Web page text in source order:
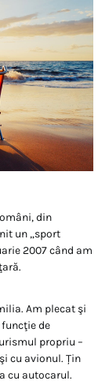
din
un „sport
2007 când am
Am plecat şi
de
propriu –
cu avionul. Țin
cu autocarul.